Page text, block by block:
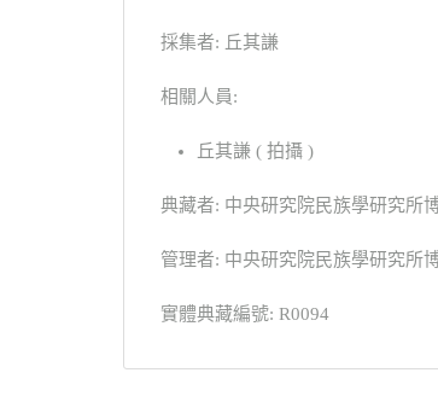
採集者: 丘其謙
相關人員:
丘其謙 ( 拍攝 )
典藏者: 中央研究院民族學研究所
管理者: 中央研究院民族學研究所
實體典藏編號: R0094